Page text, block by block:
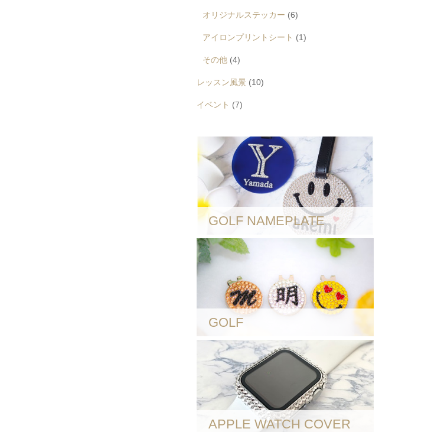
オリジナルステッカー (6)
アイロンプリントシート (1)
その他 (4)
レッスン風景 (10)
イベント (7)
GOLF NAMEPLATE
GOLF
APPLE WATCH COVER